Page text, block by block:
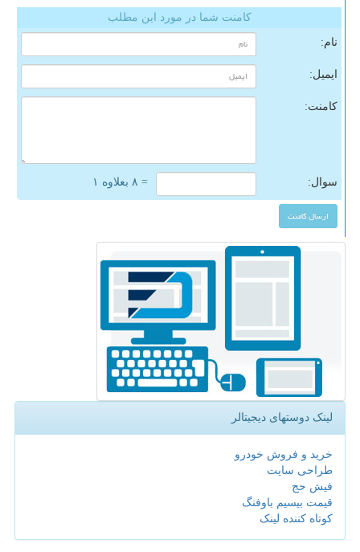
کامنت شما در مورد این مطلب
نام:
ایمیل:
کامنت:
سوال: = ۸ بعلاوه ۱
لینک دوستهای دیجیتالر
خرید و فروش خودرو
طراحی سایت
فیش حج
قیمت بیسیم باوفنگ
کوتاه کننده لینک